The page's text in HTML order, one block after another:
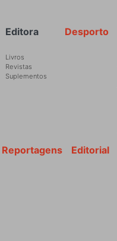
Rodapé Desporto
Editora
Livros
Revistas
Suplementos
Editorial
Reportagens